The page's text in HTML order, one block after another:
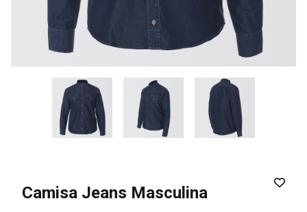
Camisa Jeans Masculina